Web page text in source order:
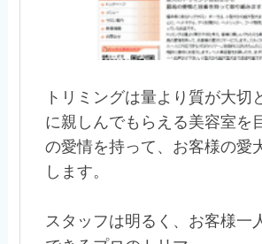
トリミングは量より質が大切
に親しんでもらえる美容室を
の愛情を持って、お客様の愛
します。
スタッフは明るく、お客様一